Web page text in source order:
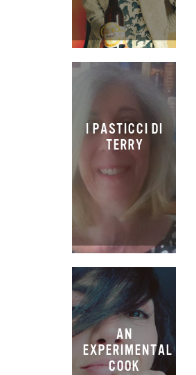
I PASTICCI DI
TERRY
AN
EXPERIMENTAL
COOK